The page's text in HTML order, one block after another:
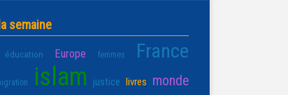
semaine
éducation Europe femmes France
islam justice livres monde